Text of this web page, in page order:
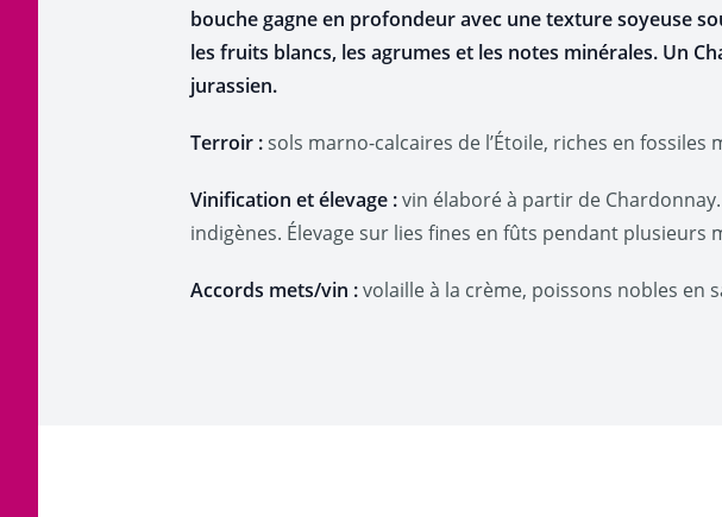
bouche gagne en profondeur avec une texture soyeuse
les fruits blancs, les agrumes et les notes minérales. Un
jurassien.
Terroir :sols marno-calcaires de l’Étoile, riches en fossiles
Vinification et élevage :vin élaboré à partir de
indigènes. Élevage sur lies fines en fûts pendant plusieurs
Accords mets/vin :volaille à la crème, poissons nobles en